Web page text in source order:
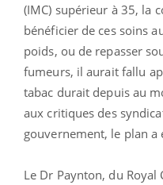
(IMC) supérieur à 35, la
bénéficier de ces soins
poids, ou de repasser
fumeurs, il aurait fallu
tabac durait depuis au
aux critiques des
gouvernement, le plan a
Le Dr Paynton, du Royal